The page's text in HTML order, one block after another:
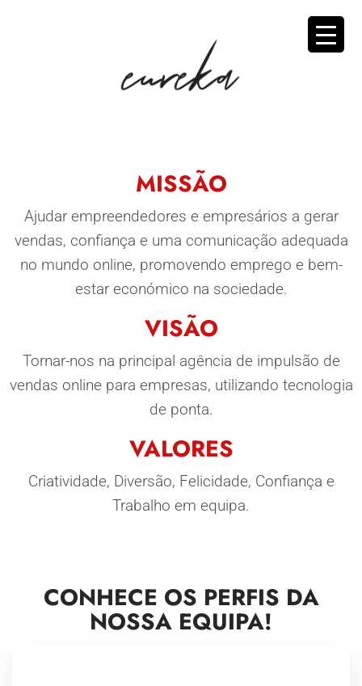
MISSÃO
Ajudar empreendedores e empresários a gerar
vendas, confiança e uma comunicação adequada
no mundo online, promovendo emprego e bem-
estar económico na sociedade.
VISÃO
Tornar-nos na principal agência de impulsão de
vendas online para empresas, utilizando tecnologia
de ponta.
VALORES
Criatividade, Diversão, Felicidade, Confiança e
Trabalho em equipa.
CONHECE OS PERFIS DA
NOSSA EQUIPA!